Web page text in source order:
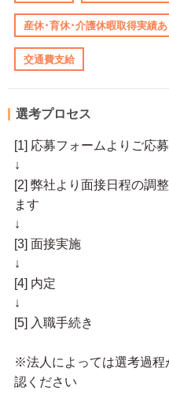
産休･育休･介護休暇取得実績あ
交通費支給
選考プロセス
[1] 応募フォームよりご応
↓
[2] 弊社より面接日程の調
ます
↓
[3] 面接実施
↓
[4] 内定
↓
[5] 入職手続き
※法人によっては選考過程
認ください